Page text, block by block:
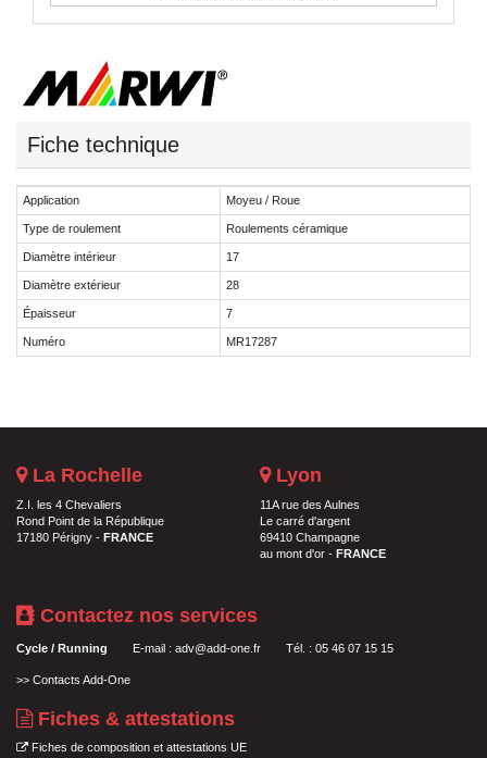
Fiche technique
Application Moyeu / Roue
Type de roulement Roulements céramique
Diamètre intérieur 17
Diamètre extérieur 28
Épaisseur 7
Numéro MR17287
La Rochelle
Z.I. les 4 Chevaliers
Rond Point de la République
17180 Périgny - FRANCE
Lyon
11A rue des Aulnes
Le carré d'argent
69410 Champagne
au mont d'or - FRANCE
Contactez nos services
Cycle / Running E-mail : adv@add-one.fr Tél. : 05 46 07 15 15
>> Contacts Add-One
Fiches & attestations
Fiches de composition et attestations UE